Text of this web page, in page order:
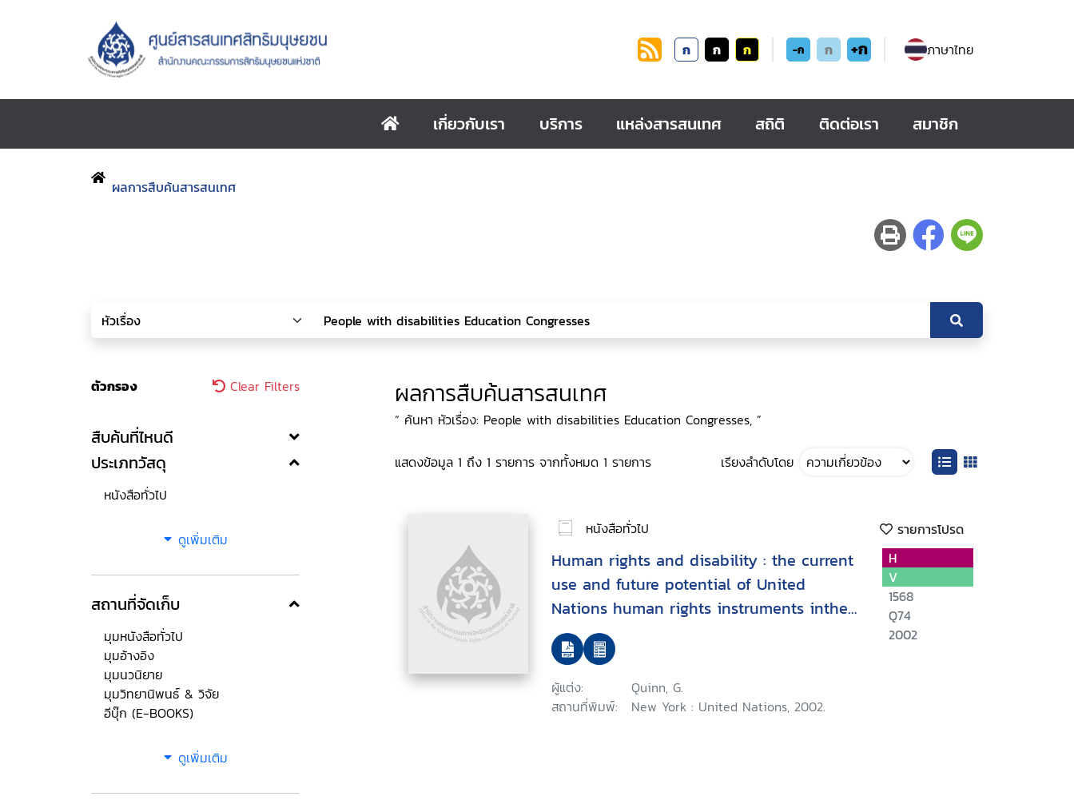
ก ก ก -ก ก +ก ภาษาไทย
เกี่ยวกับเรา บริการ แหล่งสารสนเทศ สถิติ ติดต่อเรา สมาชิก
ผลการสืบค้นสารสนเทศ
ตัวกรอง Clear Filters
สืบค้นที่ไหนดี
ประเภทวัสดุ
หนังสือทั่วไป
ดูเพิ่มเติม
สถานที่จัดเก็บ
มุมหนังสือทั่วไป
มุมอ้างอิง
มุมนวนิยาย
มุมวิทยานิพนธ์ & วิจัย
อีบุ๊ก (E-BOOKS)
ดูเพิ่มเติม
ผลการสืบค้นสารสนเทศ
“ ค้นหา หัวเรื่อง: People with disabilities Education Congresses, ”
แสดงข้อมูล 1 ถึง 1 รายการ จากทั้งหมด 1 รายการ เรียงลำดับโดย
หนังสือทั่วไป รายการโปรด
Human rights and disability : the current
use and future potential of United
Nations human rights instruments inthe
context of disability
ผู้แต่ง:
Quinn, G.
สถานที่พิมพ์:
New York : United Nations, 2002.
H
V
1568
Q74
2002